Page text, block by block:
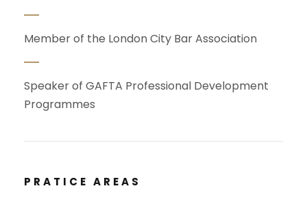
Member of the London City Bar Association
Speaker of GAFTA Professional Development
Programmes
PRATICE AREAS